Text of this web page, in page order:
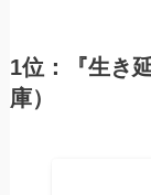
1位：『生き
庫）